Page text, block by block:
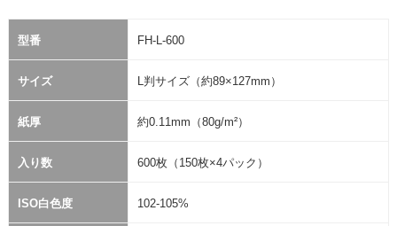
型番 FH-L-600
サイズ L判サイズ（約89×127mm）
紙厚 約0.11mm（80g/m²）
入り数 600枚（150枚×4パック）
ISO白色度 102-105%